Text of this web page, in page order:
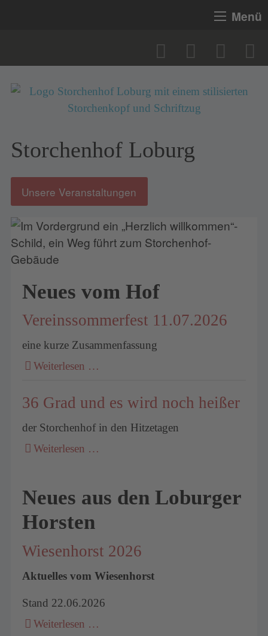
Menü
Storchenhof Loburg
Unsere Veranstaltungen
Neues vom Hof
Vereinssommerfest 11.07.2026
eine kurze Zusammenfassung
Weiterlesen …
36 Grad und es wird noch heißer
der Storchenhof in den Hitzetagen
Weiterlesen …
Neues aus den Loburger
Horsten
Wiesenhorst 2026
Aktuelles vom Wiesenhorst
Stand 22.06.2026
Weiterlesen …